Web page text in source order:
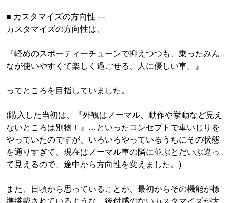
■ カスタマイズの方向性 ---
カスタマイズの方向性は、
『軽めのスポーティーチューンで抑えつつも、乗ったみん
なが使いやすくて楽しく過ごせる、人に優しい車。』
ってところを目指していました。
(購入した当初は、『外観はノーマル、動作や挙動など見え
ないところは別物！』…といったコンセプトで車いじりを
やっていたのですが、いろいろやっているうちにその状態
を通りすぎて、現在はノーマル車の隣に並ぶとだいぶ違っ
て見えるので、途中から方向性を変えました。)
また、日頃から思っていることが、最初からその機能が標
準搭載されているような、後付感のないカスタマイズが大